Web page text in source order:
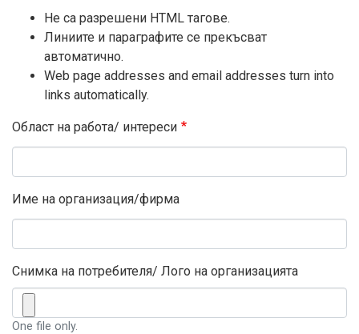
Не са разрешени HTML тагове.
Линиите и параграфите се прекъсват
автоматично.
Web page addresses and email addresses turn into
links automatically.
Област на работа/ интереси
Име на организация/фирма
Снимка на потребителя/ Лого на организацията
One file only.